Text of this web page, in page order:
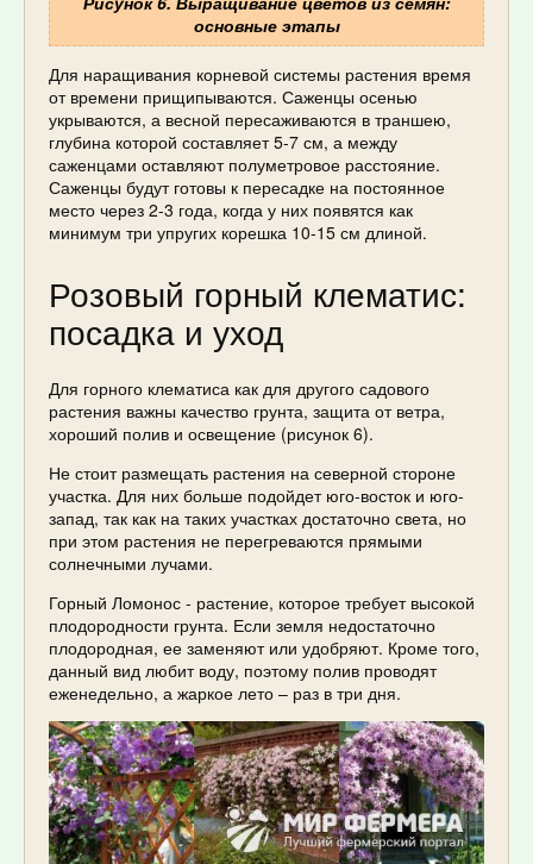
основные этапы
Для наращивания корневой системы растения время
от времени прищипываются. Саженцы осенью
укрываются, а весной пересаживаются в траншею,
глубина которой составляет 5-7 см, а между
саженцами оставляют полуметровое расстояние.
Саженцы будут готовы к пересадке на постоянное
место через 2-3 года, когда у них появятся как
минимум три упругих корешка 10-15 см длиной.
Розовый горный клематис:
посадка и уход
Для горного клематиса как для другого садового
растения важны качество грунта, защита от ветра,
хороший полив и освещение (рисунок 6).
Не стоит размещать растения на северной стороне
участка. Для них больше подойдет юго-восток и юго-
запад, так как на таких участках достаточно света, но
при этом растения не перегреваются прямыми
солнечными лучами.
Горный Ломонос - растение, которое требует высокой
плодородности грунта. Если земля недостаточно
плодородная, ее заменяют или удобряют. Кроме того,
данный вид любит воду, поэтому полив проводят
еженедельно, а жаркое лето – раз в три дня.